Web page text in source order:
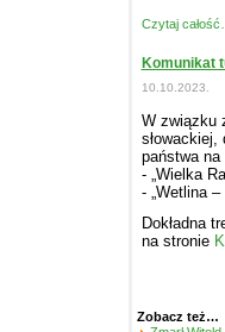
Czytaj całość…
Komunikat
10.10.2023.
W związku
państwa
- „Wielka
- „Wetlina –
Dokładna
na stronie
Zobacz też…